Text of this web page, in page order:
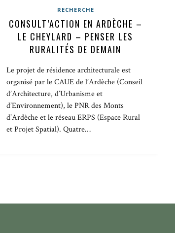
RECHERCHE
CONSULT’ACTION EN ARDÈCHE –
LE CHEYLARD – PENSER LES
RURALITÉS DE DEMAIN
Le projet de résidence architecturale est
organisé par le CAUE de l’Ardèche (Conseil
d’Architecture, d’Urbanisme et
d’Environnement), le PNR des Monts
d’Ardèche et le réseau ERPS (Espace Rural
et Projet Spatial). Quatre…